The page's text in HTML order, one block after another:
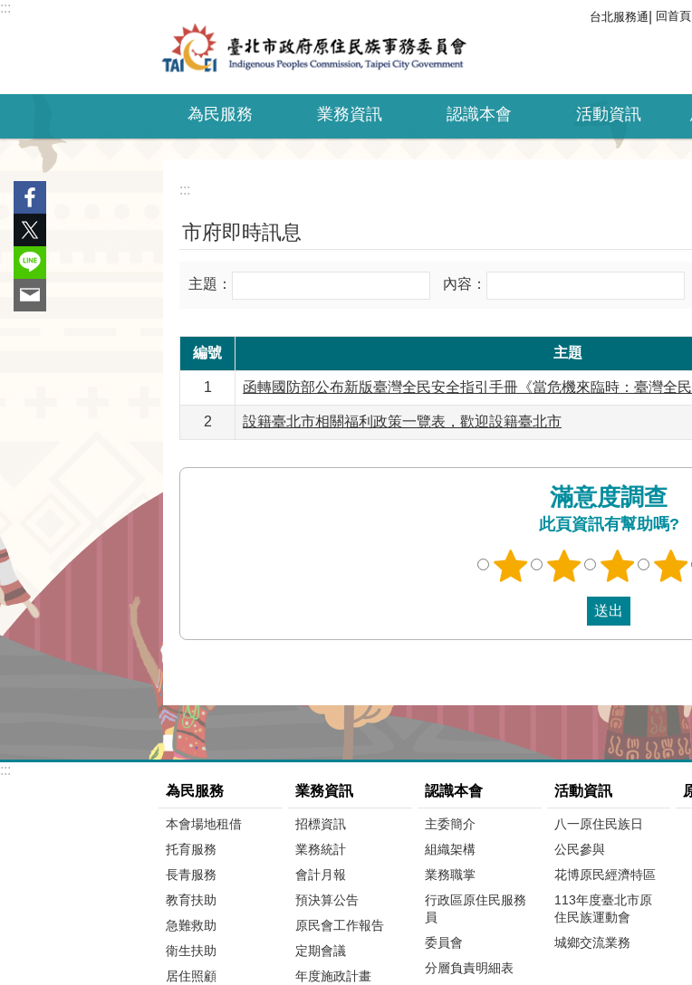
跳到主要內容區塊
:::
台北服務通 回首頁
為民服務 業務資訊 認識本會 活動資訊
:::
市府即時訊息
主題： 內容：
編號 主題
1 函轉國防部公布新版臺灣全民安全指引手冊《當危機來臨時：臺灣全民
2 設籍臺北市相關福利政策一覽表，歡迎設籍臺北市
滿意度調查
此頁資訊有幫助嗎?
:::
為民服務
本會場地租借
托育服務
長青服務
教育扶助
急難救助
衛生扶助
居住照顧
業務資訊
招標資訊
業務統計
會計月報
預決算公告
原民會工作報告
定期會議
年度施政計畫
認識本會
主委簡介
組織架構
業務職掌
行政區原住民服務
員
委員會
分層負責明細表
活動資訊
八一原住民族日
公民參與
花博原民經濟特區
113年度臺北市原
住民族運動會
城鄉交流業務